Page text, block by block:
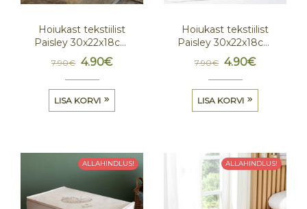
Hoiukast tekstiilist
Paisley 30x22x18cm
Beeź
7.90€ 4.90€
LISA KORVI
Hoiukast tekstiilist
Paisley 30x22x18cm
Valge
7.90€ 4.90€
LISA KORVI
ALLAHINDLUS! ALLAHINDLUS!